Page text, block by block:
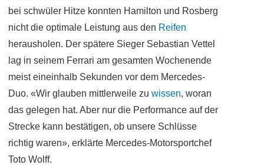
bei schwüler Hitze konnten Hamilton und Rosberg
nicht die optimale Leistung aus den Reifen
herausholen. Der spätere Sieger Sebastian Vettel
lag in seinem Ferrari am gesamten Wochenende
meist eineinhalb Sekunden vor dem Mercedes-
Duo. «Wir glauben mittlerweile zu wissen, woran
das gelegen hat. Aber nur die Performance auf der
Strecke kann bestätigen, ob unsere Schlüsse
richtig waren», erklärte Mercedes-Motorsportchef
Toto Wolff.